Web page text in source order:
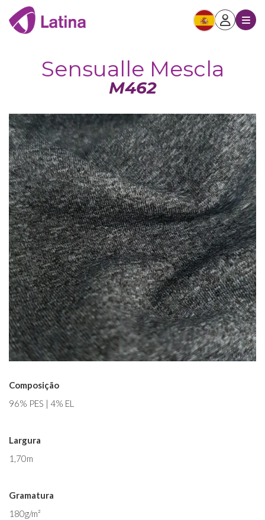
Sensualle Mescla
M462
Composição
96% PES | 4% EL
Largura
1,70m
Gramatura
180g/m²